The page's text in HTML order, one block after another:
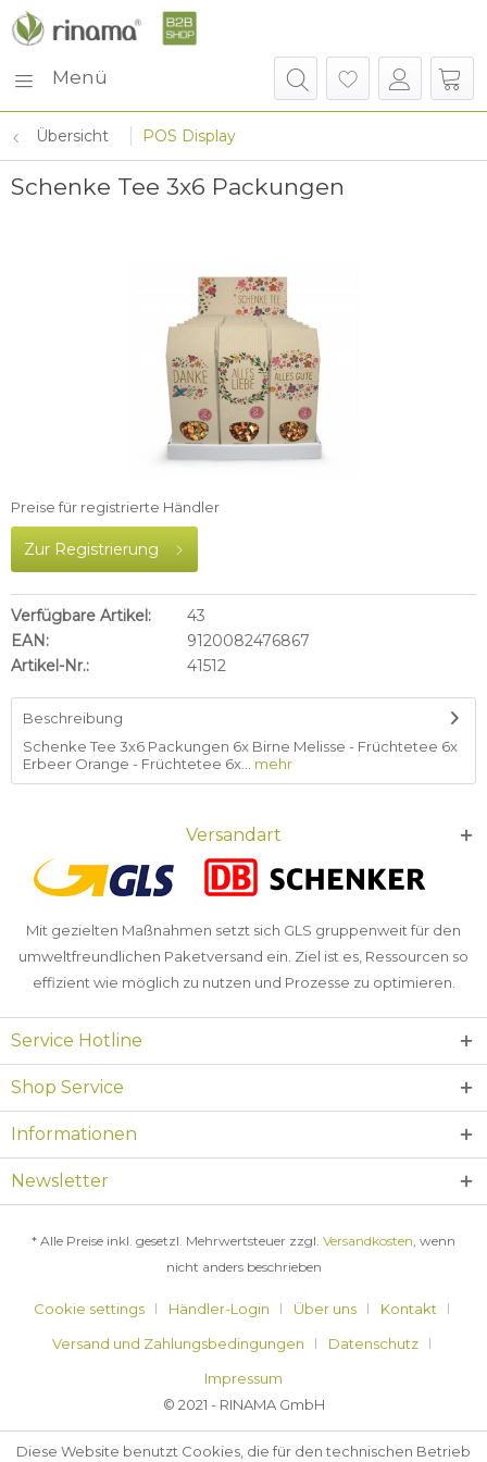
Menü
Übersicht POS Display
Schenke Tee 3x6 Packungen
Preise für registrierte Händler
Zur Registrierung
Verfügbare Artikel:
43
EAN:
9120082476867
Artikel-Nr.:
41512
Beschreibung
Schenke Tee 3x6 Packungen 6x Birne Melisse - Früchtetee 6x
Erbeer Orange - Früchtetee 6x...
mehr
Versandart
Mit gezielten Maßnahmen setzt sich GLS gruppenweit für den
umweltfreundlichen Paketversand ein. Ziel ist es, Ressourcen so
effizient wie möglich zu nutzen und Prozesse zu optimieren.
Service Hotline
Shop Service
Informationen
Newsletter
* Alle Preise inkl. gesetzl. Mehrwertsteuer zzgl. Versandkosten, wenn
nicht anders beschrieben
Cookie settings Händler-Login Über uns
Kontakt
Versand und Zahlungsbedingungen
Datenschutz
Impressum
© 2021 - RINAMA GmbH
Diese Website benutzt Cookies, die für den technischen Betrieb